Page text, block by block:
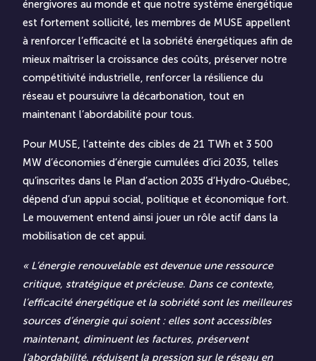
énergivores au monde et que notre système énergétique
est fortement sollicité, les membres de MUSE appellent
à renforcer l’efficacité et la sobriété énergétiques afin de
mieux maîtriser la croissance des coûts, préserver notre
compétitivité industrielle, renforcer la résilience du
réseau et poursuivre la décarbonation, tout en
maintenant l’abordabilité pour tous.
Pour MUSE, l’atteinte des cibles de 21 TWh et 3 500
MW d’économies d’énergie cumulées d’ici 2035, telles
qu’inscrites dans le Plan d’action 2035 d’Hydro-Québec,
dépend d’un appui social, politique et économique fort.
Le mouvement entend ainsi jouer un rôle actif dans la
mobilisation de cet appui.
« L’énergie renouvelable est devenue une ressource
critique, stratégique et précieuse. Dans ce contexte,
l’efficacité énergétique et la sobriété sont les meilleures
sources d’énergie qui soient : elles sont accessibles
maintenant, diminuent les factures, préservent
l’abordabilité, réduisent la pression sur le réseau en